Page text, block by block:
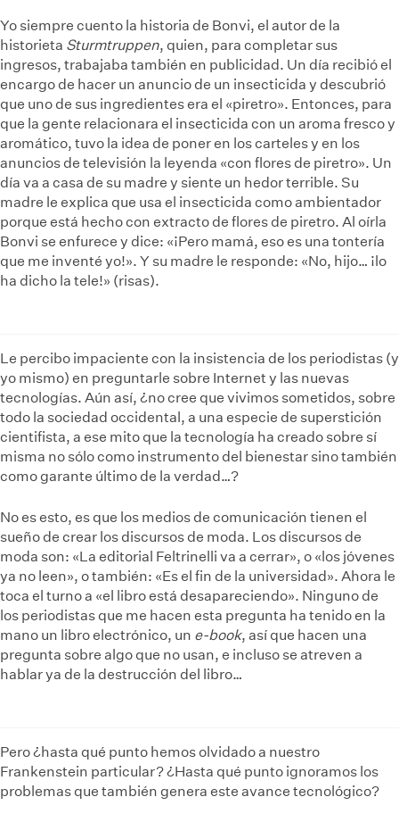
Yo siempre cuento la historia de Bonvi, el autor de la
historieta Sturmtruppen, quien, para completar sus
ingresos, trabajaba también en publicidad. Un día recibió el
encargo de hacer un anuncio de un insecticida y descubrió
que uno de sus ingredientes era el «piretro». Entonces, para
que la gente relacionara el insecticida con un aroma fresco y
aromático, tuvo la idea de poner en los carteles y en los
anuncios de televisión la leyenda «con flores de piretro». Un
día va a casa de su madre y siente un hedor terrible. Su
madre le explica que usa el insecticida como ambientador
porque está hecho con extracto de flores de piretro. Al oírla
Bonvi se enfurece y dice: «¡Pero mamá, eso es una tontería
que me inventé yo!». Y su madre le responde: «No, hijo… ¡lo
ha dicho la tele!» (risas).
Le percibo impaciente con la insistencia de los periodistas (y
yo mismo) en preguntarle sobre Internet y las nuevas
tecnologías. Aún así, ¿no cree que vivimos sometidos, sobre
todo la sociedad occidental, a una especie de superstición
cientifista, a ese mito que la tecnología ha creado sobre sí
misma no sólo como instrumento del bienestar sino también
como garante último de la verdad…?
No es esto, es que los medios de comunicación tienen el
sueño de crear los discursos de moda. Los discursos de
moda son: «La editorial Feltrinelli va a cerrar», o «los jóvenes
ya no leen», o también: «Es el fin de la universidad». Ahora le
toca el turno a «el libro está desapareciendo». Ninguno de
los periodistas que me hacen esta pregunta ha tenido en la
mano un libro electrónico, un e-book, así que hacen una
pregunta sobre algo que no usan, e incluso se atreven a
hablar ya de la destrucción del libro…
Pero ¿hasta qué punto hemos olvidado a nuestro
Frankenstein particular? ¿Hasta qué punto ignoramos los
problemas que también genera este avance tecnológico?